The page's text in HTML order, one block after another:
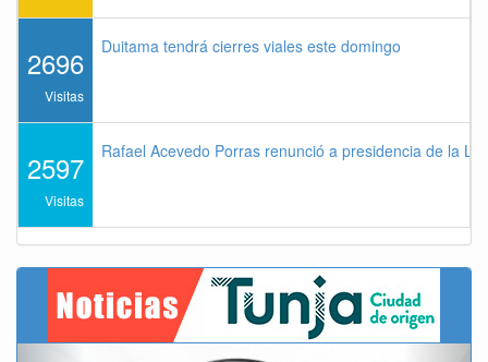
2696
Visitas
Duitama tendrá cierres viales este domingo
2597
Visitas
Rafael Acevedo Porras renunció a presidencia de la